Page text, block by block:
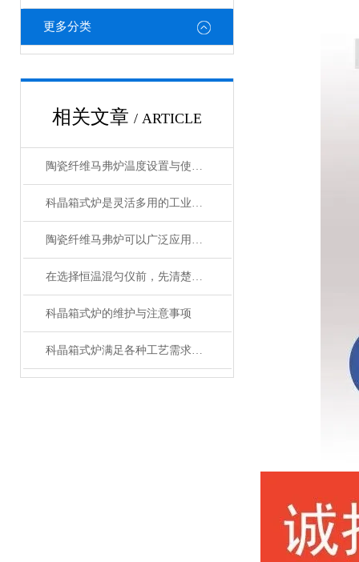
更多分类
相关文章 / ARTICLE
陶瓷纤维马弗炉温度设置与使用方法
科晶箱式炉是灵活多用的工业好帮手
陶瓷纤维马弗炉可以广泛应用于高温工艺
在选择恒温混匀仪前，先清楚实验的需求
科晶箱式炉的维护与注意事项
科晶箱式炉满足各种工艺需求的灵活性